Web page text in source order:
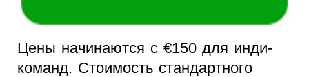
Цены начинаются с €150 для инди-
команд. Стоимость стандартного